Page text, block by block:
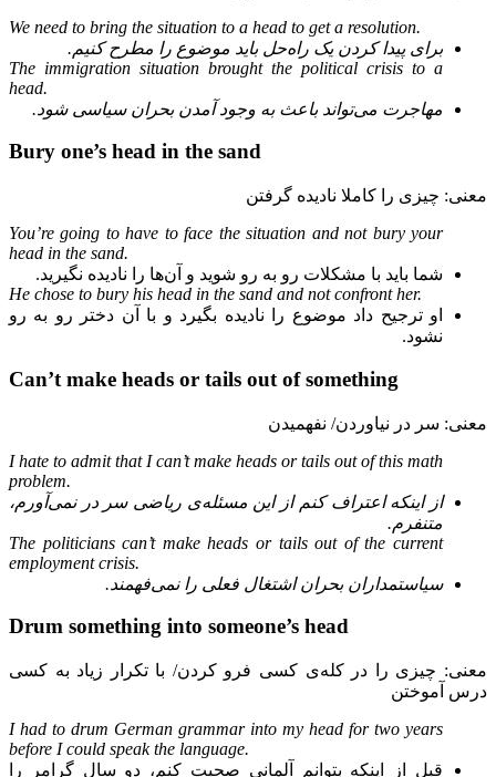
We need to bring the situation to a head to get a resolution.
برای پیدا کردن یک راه‌حل باید موضوع را مطرح کنیم.
The immigration situation brought the political crisis to a
head.
مهاجرت می‌تواند باعث به وجود آمدن بحران سیاسی شود.
Bury one’s head in the sand
معنی: چیزی را کاملا نادیده گرفتن
You’re going to have to face the situation and not bury your
head in the sand.
شما باید با مشکلات رو به رو شوید و آن‌ها را نادیده نگیرید.
He chose to bury his head in the sand and not confront her.
او ترجیح داد موضوع را نادیده بگیرد و با آن دختر رو به رو
نشود.
Can’t make heads or tails out of something
معنی: سر در نیاوردن/ نفهمیدن
I hate to admit that I can’t make heads or tails out of this math
problem.
از اینکه اعتراف کنم از این مسئله‌ی ریاضی سر در نمی‌آورم،
متنفرم.
The politicians can’t make heads or tails out of the current
employment crisis.
سیاستمداران بحران اشتغال فعلی را نمی‌فهمند.
Drum something into someone’s head
معنی:‌ چیزی را در کله‌ی کسی فرو کردن/ با تکرار زیاد به کسی
درس آموختن
I had to drum German grammar into my head for two years
before I could speak the language.
قبل از اینکه بتوانم آلمانی صحبت کنم، دو سال گرامر را